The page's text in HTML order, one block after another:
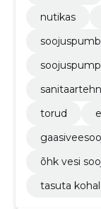
nutikas
soojuspump
torud
õhk vesi
tasuta